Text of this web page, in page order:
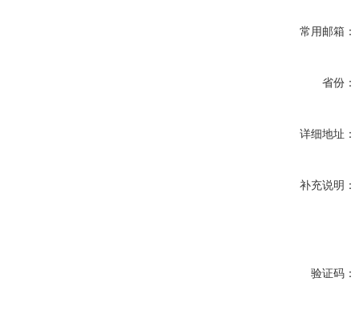
常用邮箱：
省份：
详细地址：
补充说明：
验证码：